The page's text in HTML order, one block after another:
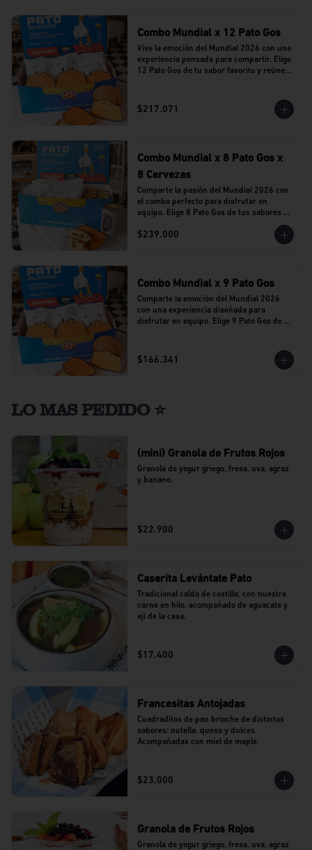
Combo Mundial x 12 Pato Gos
Vive la emoción del Mundial 2026 con una
experiencia pensada para compartir. Elige
12 Pato Gos de tu sabor favorito y reúne a
$217.071
Combo Mundial x 8 Pato Gos x
8 Cervezas
Comparte la pasión del Mundial 2026 con
el combo perfecto para disfrutar en
equipo. Elige 8 Pato Gos de tus sabores
favoritos y acompáñalos con 8 cervezas
Stella Artois en lata.
$239.000
Combo Mundial x 9 Pato Gos
Comparte la emoción del Mundial 2026
con una experiencia diseñada para
disfrutar en equipo. Elige 9 Pato Gos de tu
Al Agua Patos.
$166.341
LO MAS PEDIDO ⭐
(mini) Granola de Frutos Rojos
Granola de yogur griego, fresa, uva, agraz
y banano.
$22.900
Caserita Levántate Pato
Tradicional caldo de costilla, con nuestra
carne en hilo, acompañado de aguacate y
ají de la casa.
$17.400
Francesitas Antojadas
Cuadraditos de pan brioche de distintos
sabores: nutella, queso y dulces.
Acompañadas con miel de maple.
$23.000
Granola de Frutos Rojos
Granola de yogur griego, fresa, uva, agraz